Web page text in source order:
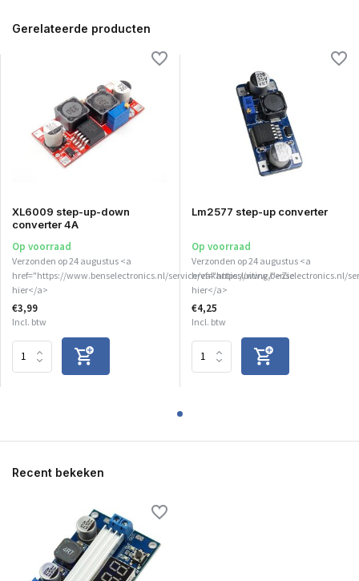
Gerelateerde producten
XL6009 step-up-down
converter 4A
Op voorraad
Verzonden op 24 augustus <a
href="https://www.benselectronics.nl/service/vakantiesluiting/">Zie
hier</a>
€3,99
Incl. btw
Lm2577 step-up converter
Op voorraad
Verzonden op 24 augustus <a
href="https://www.benselectronics.nl/
hier</a>
€4,25
Incl. btw
Recent bekeken